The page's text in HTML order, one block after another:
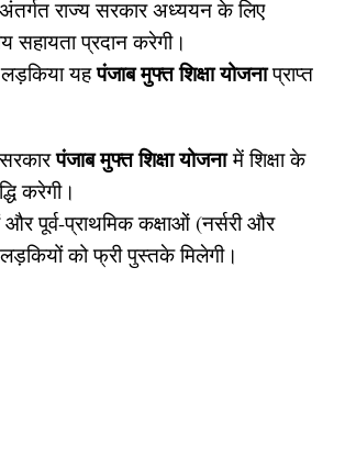
राज्य सरकार अध्ययन के लिए
सहायता प्रदान करेगी।
यहपंजाबमुफ्त शिक्षा योजनाप्राप्त
पंजाबमुफ्त शिक्षा योजनामें शिक्षा के
करेगी।
पूर्व-प्राथमिक कक्षाओं (नर्सरी और
को फ्री पुस्तके मिलेगी।